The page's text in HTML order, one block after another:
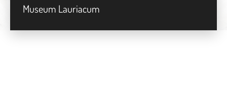
Museum Lauriacum